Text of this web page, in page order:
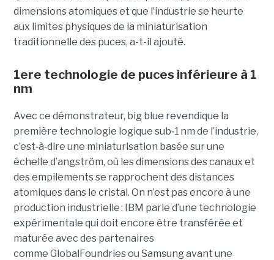
dimensions atomiques et que l’industrie se heurte
aux limites physiques de la miniaturisation
traditionnelle des puces, a-t-il ajouté.
1ere technologie de puces inférieure à 1
nm
Avec ce démonstrateur, big blue revendique la
première technologie logique sub‑1 nm de l’industrie,
c’est‑à‑dire une miniaturisation basée sur une
échelle d’angström, où les dimensions des canaux et
des empilements se rapprochent des distances
atomiques dans le cristal. On n’est pas encore à une
production industrielle : IBM parle d’une technologie
expérimentale qui doit encore être transférée et
maturée avec des partenaires
comme GlobalFoundries ou Samsung avant une